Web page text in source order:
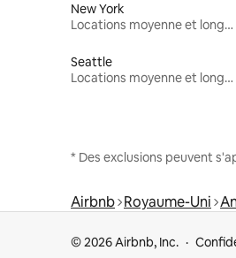
New York
Locations moyenne et longue durée
Seattle
Locations moyenne et longue durée
* Des exclusions peuvent
Airbnb Royaume-Uni
© 2026 Airbnb, Inc.